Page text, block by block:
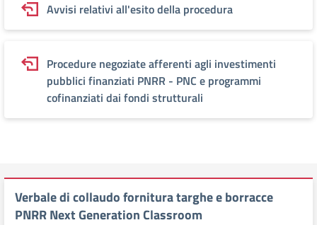
Avvisi relativi all'esito della procedura
Procedure negoziate afferenti agli investimenti
pubblici finanziati PNRR - PNC e programmi
cofinanziati dai fondi strutturali
Verbale di collaudo fornitura targhe e borracce
PNRR Next Generation Classroom